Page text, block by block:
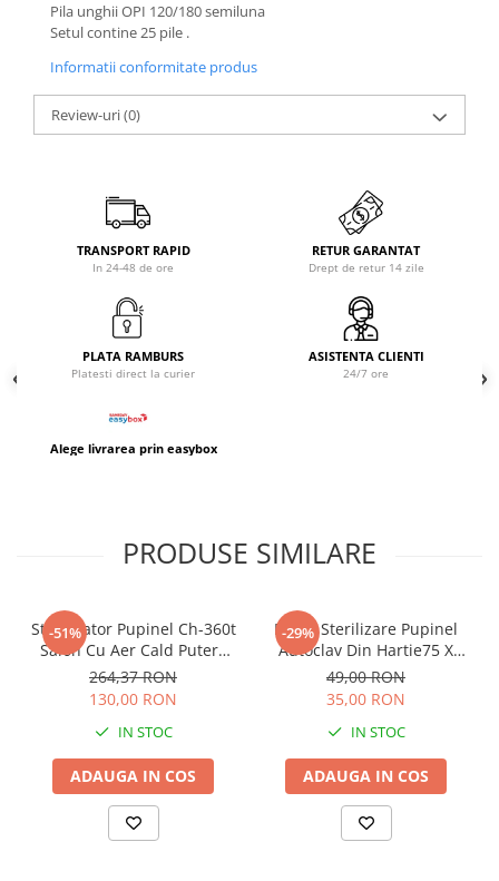
Pila unghii OPI 120/180 semiluna
Setul contine 25 pile .
Informatii conformitate produs
Review-uri(0)
TRANSPORT RAPID
In 24-48 de ore
RETUR GARANTAT
Drept de retur 14 zile
PLATA RAMBURS
Platesti direct la curier
ASISTENTA CLIENTI
24/7 ore
Alege livrarea prin easybox
PRODUSE SIMILARE
-51%
Sterilizator Pupinel Ch-360t
Salon Cu Aer Cald Putere
300w + 10 pungi sterilizare
264,37 RON
130,00 RON
IN STOC
ADAUGA IN COS
-29%
Pungi Sterilizare Pupinel
Autoclav Din Hartie75 X
150mm Set 100 Buc
49,00 RON
35,00 RON
IN STOC
ADAUGA IN COS